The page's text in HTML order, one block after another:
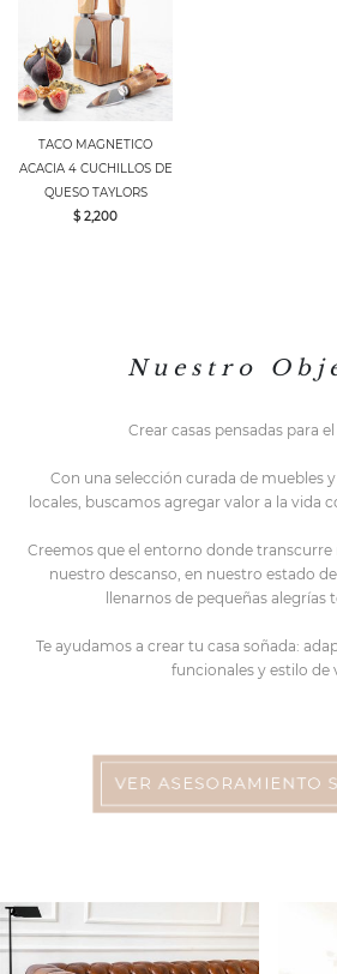
TACO MAGNETICO
ACACIA 4 CUCHILLOS DE
QUESO TAYLORS
$ 2,200
N u e s t r o O b j
Crear casas pensadas para
Con una selección curada de muebles
locales, buscamos agregar valor a la vida
Creemos que el entorno donde transcurre
nuestro descanso, en nuestro estado
llenarnos de pequeñas alegrías
Te ayudamos a crear tu casa soñada:
funcionales y estilo de